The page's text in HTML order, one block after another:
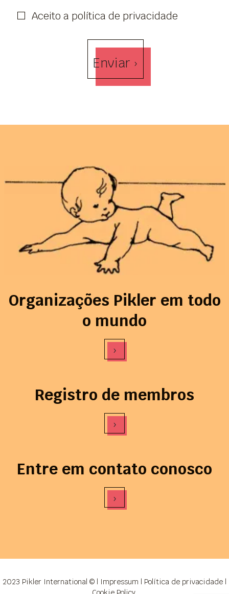
Aceito a política de privacidade
Enviar ›
Organizações Pikler em todo
o mundo
›
Registro de membros
›
Entre em contato conosco
›
2023 Pikler International © | Impressum | Política de privacidade |